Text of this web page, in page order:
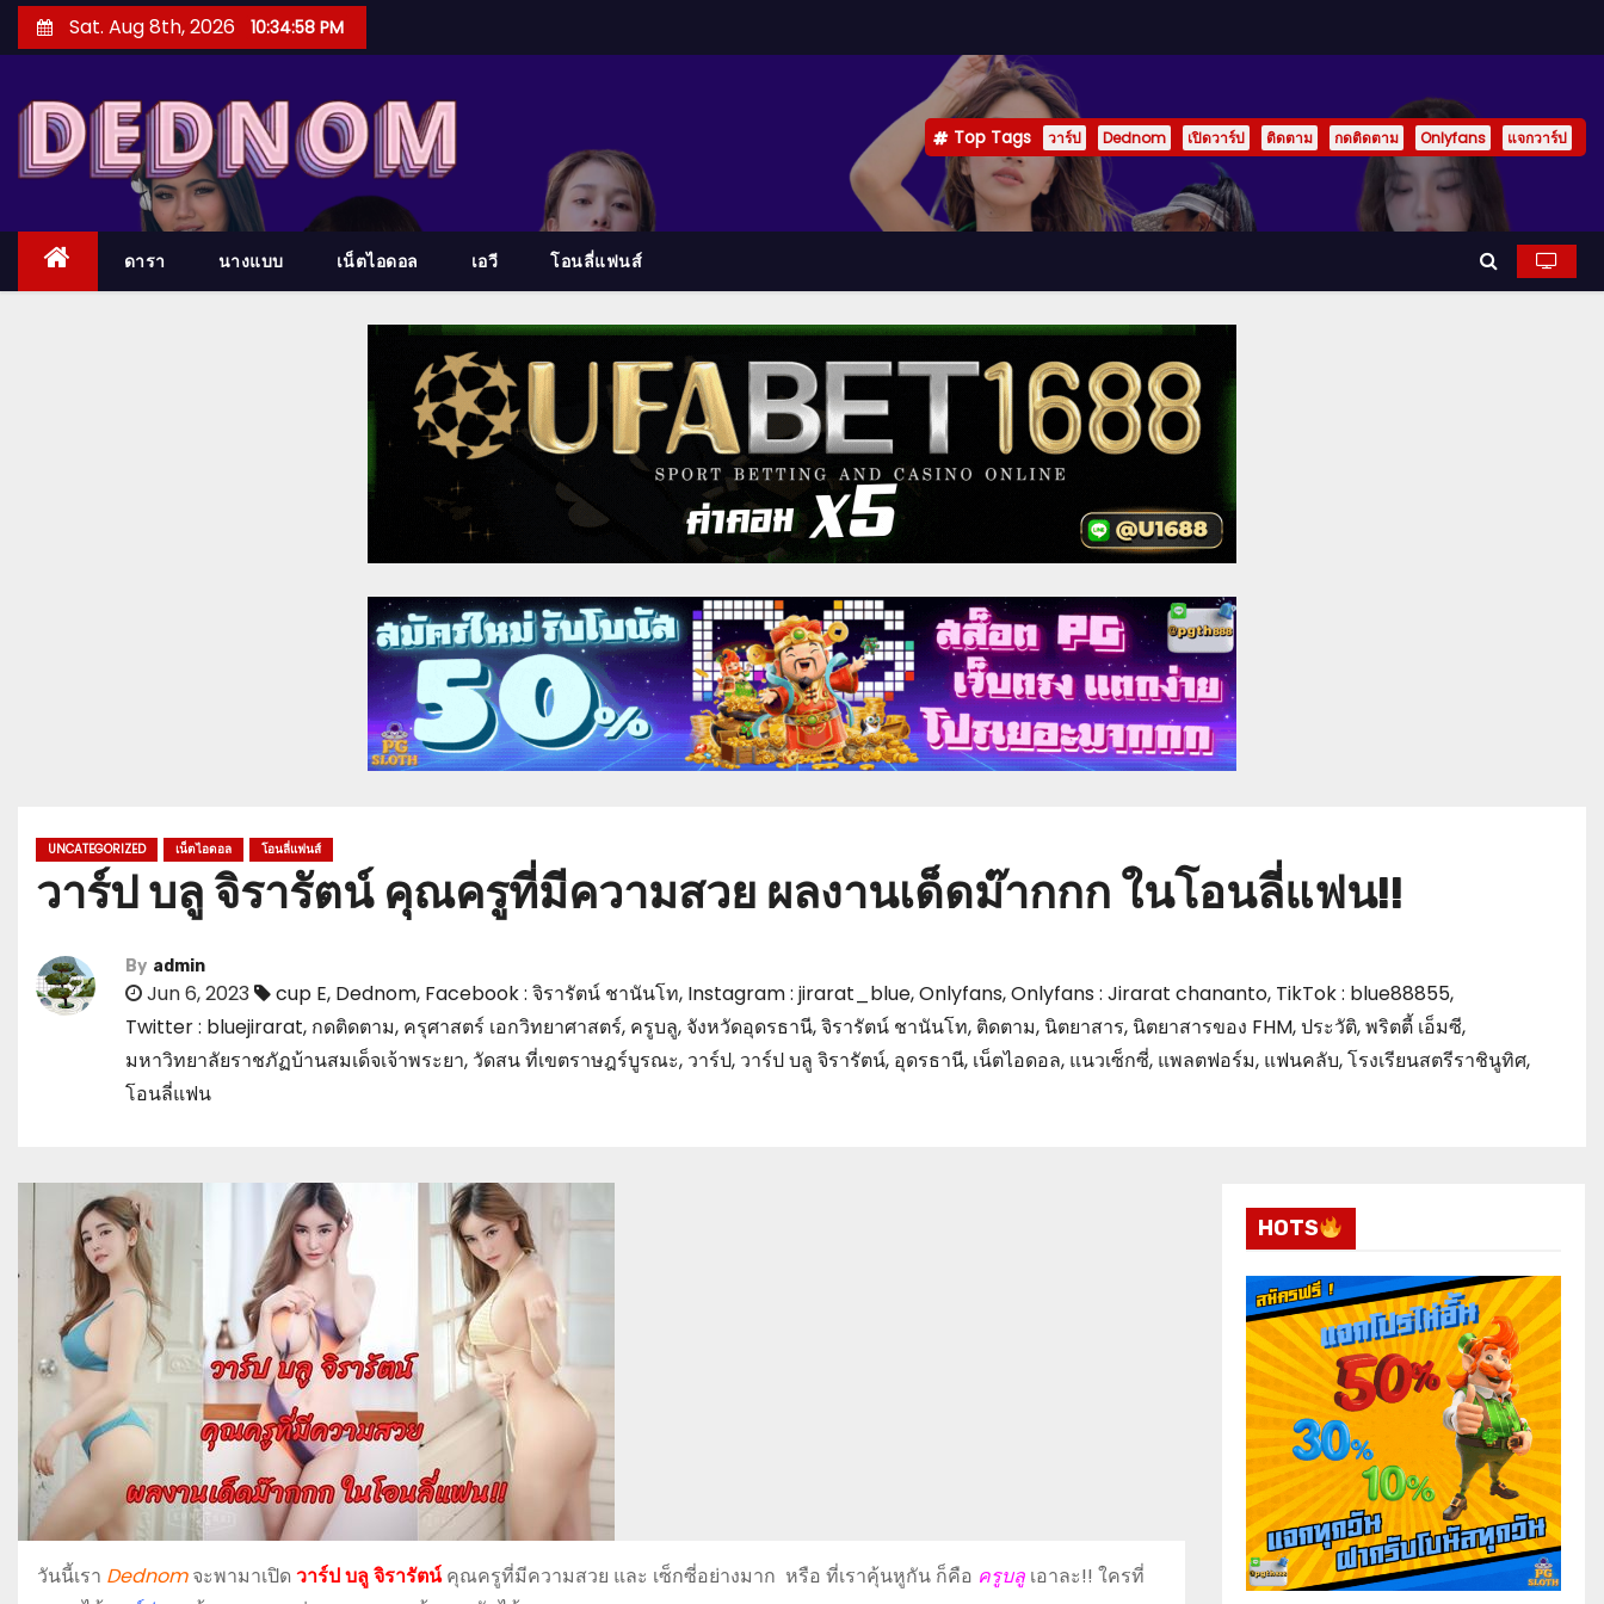
k
Sat. Aug 8th, 2026 10:34:59 PM
Top Tags วาร์ป Dednom เปิดวาร์ป ติดตาม กดติดตาม Onlyfans แจกวาร์ป
ดารา นางแบบ เน็ตไอดอล เอวี โอนลี่แฟนส์
UNCATEGORIZED เน็ตไอดอล โอนลี่แฟนส์
วาร์ป บลู จิรารัตน์ คุณครูที่มีความสวย ผลงานเด็ดม๊ากกก ในโอนลี่แฟน!!
By admin
Jun 6, 2023 cup E, Dednom, Facebook : จิรารัตน์ ชานันโท, Instagram : jirarat_blue,Onlyfans,Onlyfans : Jirarat chananto, TikTok : blue88855,
Twitter : bluejirarat, กดติดตาม, ครุศาสตร์ เอกวิทยาศาสตร์, ครูบลู, จังหวัดอุดรธานี,จิรารัตน์ ชานันโท, ติดตาม, นิตยาสาร, นิตยาสารของ FHM,ประวัติ,พริตตี้ เอ็มซี,
มหาวิทยาลัยราชภัฏบ้านสมเด็จเจ้าพระยา, วัดสน ที่เขตราษฎร์บูรณะ, วาร์ป, วาร์ป บลู จิรารัตน์, อุดรธานี, เน็ตไอดอล, แนวเซ็กซี่, แพลตฟอร์ม, แฟนคลับ,โรงเรียนสตรีราชินูทิศ,
โอนลี่แฟน
วันนี้เรา Dednomจะพามาเปิด วาร์ป บลู จิรารัตน์คุณครูที่มีความสวย และ เซ็กซี่อย่างมาก หรือ ที่เราคุ้นหูกัน ก็คือ ครูบลู เอาละ!! ใครที่
HOTS